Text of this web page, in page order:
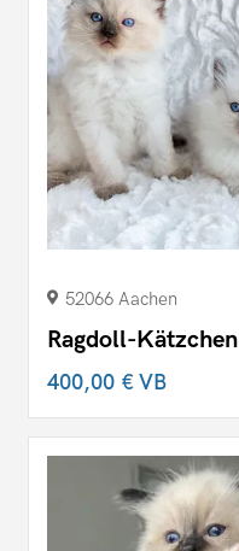
52066 Aachen
Ragdoll-Kätzchen
400,00 €VB